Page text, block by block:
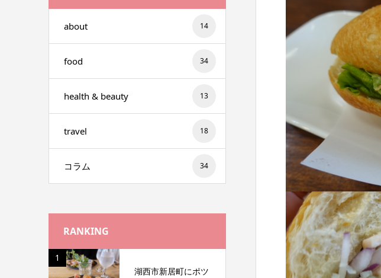
about 14
food 34
health & beauty 13
travel 18
コラム 34
RANKING
1
湖西市新居町にポツ